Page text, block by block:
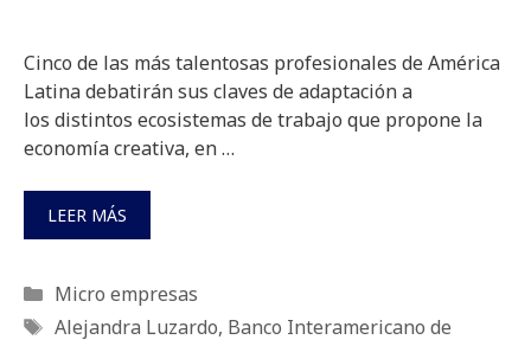
Cinco de las más talentosas profesionales de América
Latina debatirán sus claves de adaptación a
los distintos ecosistemas de trabajo que propone la
economía creativa, en …
LEER MÁS
Categorías
Micro empresas
Etiquetas
Alejandra Luzardo, Banco Interamericano de